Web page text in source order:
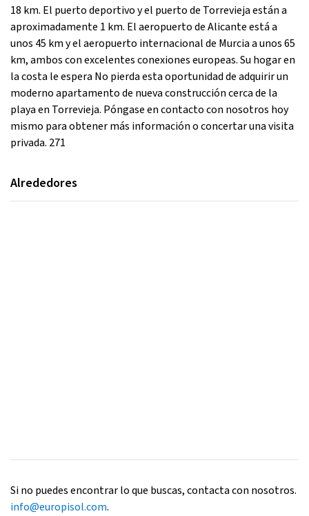
18 km. El puerto deportivo y el puerto de Torrevieja están a
aproximadamente 1 km. El aeropuerto de Alicante está a
unos 45 km y el aeropuerto internacional de Murcia a unos 65
km, ambos con excelentes conexiones europeas. Su hogar en
la costa le espera No pierda esta oportunidad de adquirir un
moderno apartamento de nueva construcción cerca de la
playa en Torrevieja. Póngase en contacto con nosotros hoy
mismo para obtener más información o concertar una visita
privada. 271
Alrededores
Si no puedes encontrar lo que buscas, contacta con nosotros.
info@europisol.com.